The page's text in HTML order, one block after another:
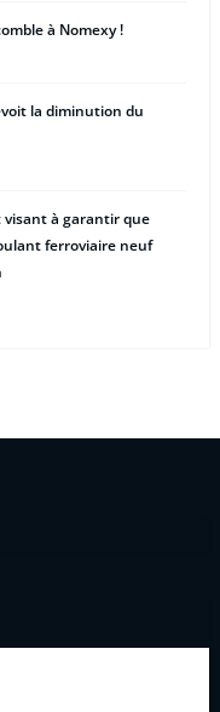
à Nomexy !
la diminution du
visant à garantir que
ferroviaire neuf